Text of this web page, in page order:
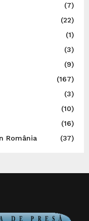
(7)
(22)
(1)
(3)
(9)
(167)
(3)
(10)
(16)
România
(37)